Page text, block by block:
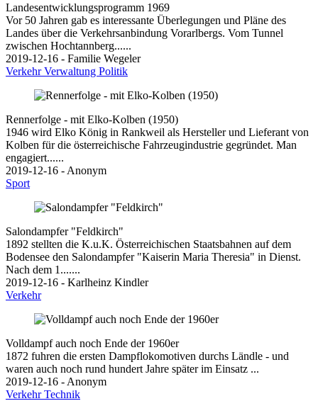
Landesentwicklungsprogramm 1969
Vor 50 Jahren gab es interessante Überlegungen und Pläne des
Landes über die Verkehrsanbindung Vorarlbergs. Vom Tunnel
zwischen Hochtannberg......
2019-12-16 - Familie Wegeler
VerkehrVerwaltung Politik
Rennerfolge - mit Elko-Kolben (1950)
1946 wird Elko König in Rankweil als Hersteller und Lieferant von
Kolben für die österreichische Fahrzeugindustrie gegründet. Man
engagiert......
2019-12-16 - Anonym
Sport
Salondampfer "Feldkirch"
1892 stellten die K.u.K. Österreichischen Staatsbahnen auf dem
Bodensee den Salondampfer "Kaiserin Maria Theresia" in Dienst.
Nach dem 1.......
2019-12-16 - Karlheinz Kindler
Verkehr
Volldampf auch noch Ende der 1960er
1872 fuhren die ersten Dampflokomotiven durchs Ländle - und
waren auch noch rund hundert Jahre später im Einsatz ...
2019-12-16 - Anonym
VerkehrTechnik